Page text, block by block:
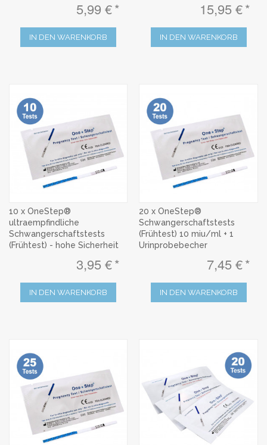
5,99 €
IN DEN WARENKORB
15,95 €
IN DEN WARENKORB
10 x OneStep®
ultraempfindliche
Schwangerschaftstests
(Frühtest) - hohe Sicherheit
3,95 €
IN DEN WARENKORB
20 x OneStep®
Schwangerschaftstests
(Frühtest) 10 miu/ml + 1
Urinprobebecher
7,45 €
IN DEN WARENKORB